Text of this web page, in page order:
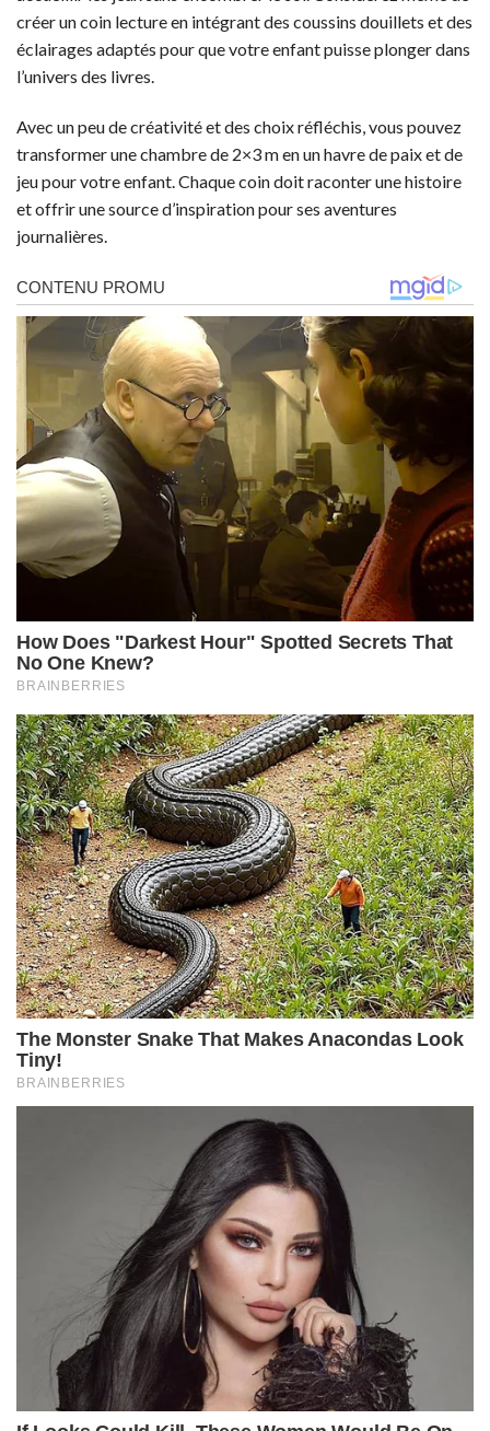
créer un coin lecture en intégrant des coussins douillets et des
éclairages adaptés pour que votre enfant puisse plonger dans
l’univers des livres.
Avec un peu de créativité et des choix réfléchis, vous pouvez
transformer une chambre de 2×3 m en un havre de paix et de
jeu pour votre enfant. Chaque coin doit raconter une histoire
et offrir une source d’inspiration pour ses aventures
journalières.